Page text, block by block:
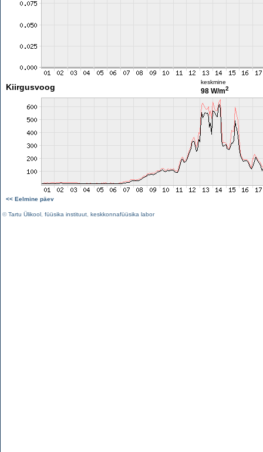
Kiirgusvoog
keskmine
98 W/m2
<< Eelmine päev
©Tartu Ülikool füüsika instituut keskkonnafüüsika labor